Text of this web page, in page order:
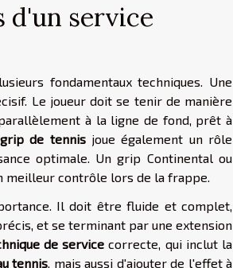
d'un service
fondamentaux techniques. Une
Le joueur doit se tenir de manière
à la ligne de fond, prêt à
grip de tennisjoue également un rôle
optimale. Un grip Continental ou
meilleur contrôle lors de la frappe.
Il doit être fluide et complet,
et se terminant par une extension
de service correcte, qui inclut la
tennis, mais aussi d'ajouter de l'effet à